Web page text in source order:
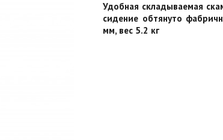
Удобная складываемая
сидение обтянуто
мм, вес 5.2 кг